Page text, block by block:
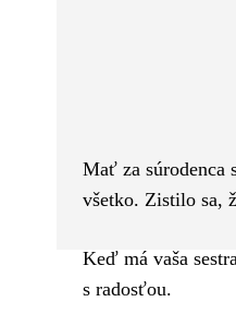
Mať za súrodenca
všetko. Zistilo sa,
Keď má vaša
s radosťou.